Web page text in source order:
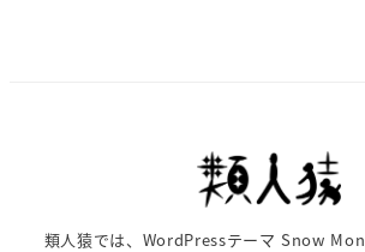
類人猿では、WordPressテーマ Snow